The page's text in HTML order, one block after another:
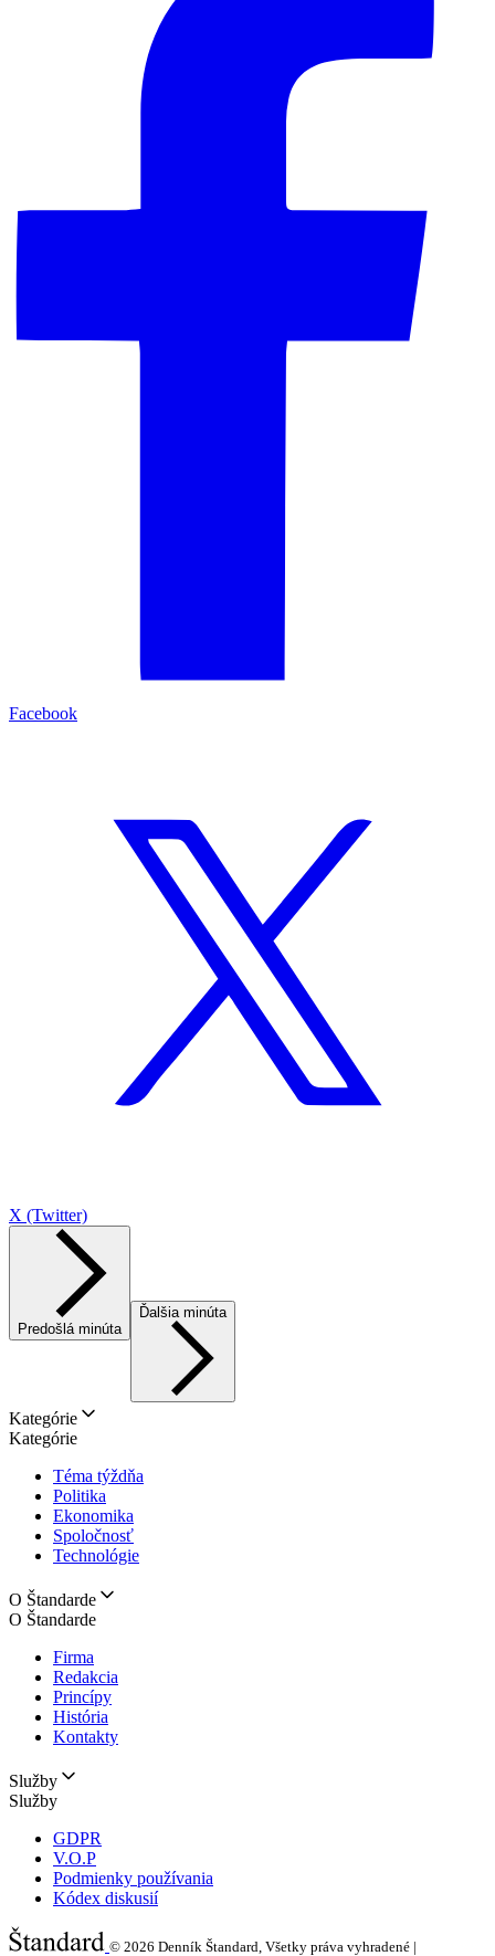
Facebook
X (Twitter)
Predošlá minúta
Ďalšia minúta
Kategórie
Kategórie
Téma týždňa
Politika
Ekonomika
Spoločnosť
Technológie
O Štandarde
O Štandarde
Firma
Redakcia
Princípy
História
Kontakty
Služby
Služby
GDPR
V.O.P
Podmienky používania
Kódex diskusií
© 2026 Denník Štandard, Všetky práva vyhradené |